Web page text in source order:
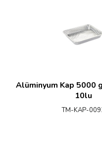
Alüminyum Kap 5000
10lu
TM-KAP-